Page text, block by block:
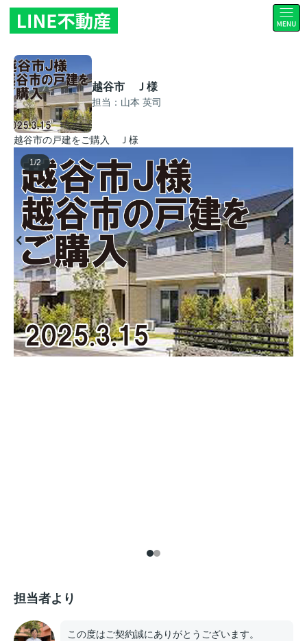
越谷市 Ｊ様
担当：山本 英司
越谷市の戸建をご購入 Ｊ様
1 /2
担当者より
この度はご契約誠にありがとうございます。